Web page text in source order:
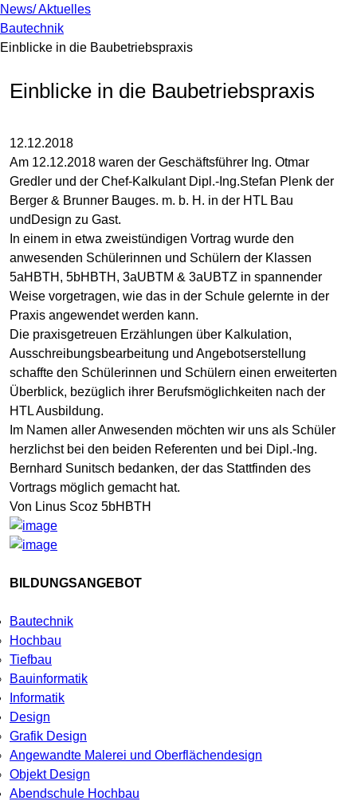
News/ Aktuelles
Bautechnik
Einblicke in die Baubetriebspraxis
Einblicke in die Baubetriebspraxis
12.12.2018
Am 12.12.2018 waren der Geschäftsführer Ing. Otmar
Gredler und der Chef-Kalkulant Dipl.-Ing.Stefan Plenk der
Berger & Brunner Bauges. m. b. H. in der HTL Bau
undDesign zu Gast.
In einem in etwa zweistündigen Vortrag wurde den
anwesenden Schülerinnen und Schülern der Klassen
5aHBTH, 5bHBTH, 3aUBTM & 3aUBTZ in spannender
Weise vorgetragen, wie das in der Schule gelernte in der
Praxis angewendet werden kann.
Die praxisgetreuen Erzählungen über Kalkulation,
Ausschreibungsbearbeitung und Angebotserstellung
schaffte den Schülerinnen und Schülern einen erweiterten
Überblick, bezüglich ihrer Berufsmöglichkeiten nach der
HTL Ausbildung.
Im Namen aller Anwesenden möchten wir uns als Schüler
herzlichst bei den beiden Referenten und bei Dipl.-Ing.
Bernhard Sunitsch bedanken, der das Stattfinden des
Vortrags möglich gemacht hat.
Von Linus Scoz 5bHBTH
BILDUNGSANGEBOT
Bautechnik
Hochbau
Tiefbau
Bauinformatik
Informatik
Design
Grafik Design
Angewandte Malerei und Oberflächendesign
Objekt Design
Abendschule Hochbau